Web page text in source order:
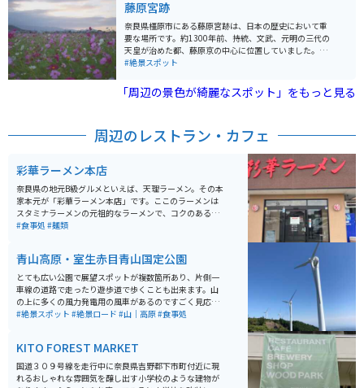
が、ツーリングにはもってこいの場所です。
藤原宮跡
奈良県橿原市にある藤原宮跡は、日本の歴史において重
要な場所です。約1300年前、持統、文武、元明の三代の
天皇が治めた都、藤原京の中心に位置していました。藤
原宮は、日本で初めて造られた瓦葺の宮殿で、政治の中
朱塗りの列柱が数か所再現されているのみですが、四季
折々の花が植えられていて、春には菜の花と桜、秋には
が儀式や政治を行った大極殿跡が残っています。現在の
が高い場所として知られています。日本古代史の一端を
#絶景スポット
「周辺の景色が綺麗なスポット」をもっと見る
周辺のレストラン・カフェ
彩華ラーメン本店
奈良県の地元B級グルメといえば、天理ラーメン。その本
家本元が「彩華ラーメン本店」です。ここのラーメンは
スタミナラーメンの元祖的なラーメンで、コクのある醤
油風味のスープに大量の白菜、ニラ、豚肉などが載って
おり、お好みに合わせて味を調整出来ます。
#食事処 #麺類
青山高原・室生赤目青山国定公園
とても広い公園で展望スポットが複数箇所あり、片側一
車線の道路で走ったり遊歩道で歩くことも出来ます。山
の上に多くの風力発電用の風車があるのですごく見応え
があり、風車を見ながらツーリングを楽しめます。
#絶景スポット #絶景ロード #山｜高原#食事処
KITO FOREST MARKET
国道３０９号線を走行中に奈良県吉野郡下市町付近に現
れるおしゃれな雰囲気を醸し出す小学校のような建物が